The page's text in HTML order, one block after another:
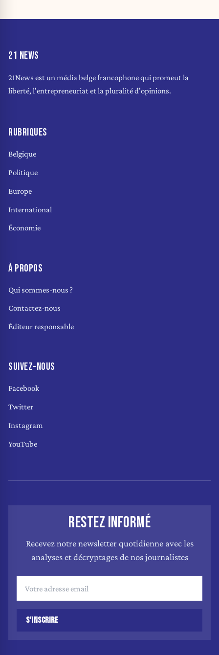
21 NEWS
21News est un média belge francophone qui promeut la
liberté, l'entrepreneuriat et la pluralité d'opinions.
RUBRIQUES
Belgique
Politique
Europe
International
Économie
À PROPOS
Qui sommes-nous ?
Contactez-nous
Éditeur responsable
SUIVEZ-NOUS
Facebook
Twitter
Instagram
YouTube
RESTEZ INFORMÉ
Recevez notre newsletter quotidienne avec les
analyses et décryptages de nos journalistes
S'INSCRIRE